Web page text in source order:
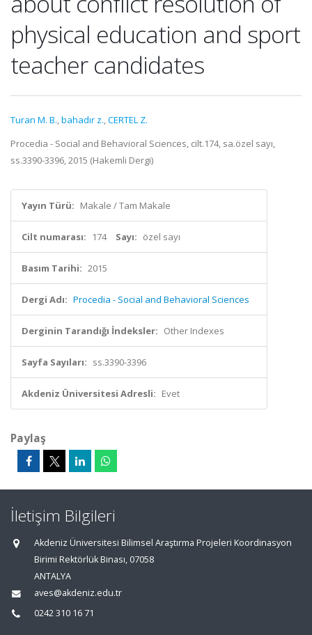
physical education and sport
teacher candidates
Turan M. B.,bahadır z.,CERTEL Z.
Procedia - Social and Behavioral Sciences, cilt.174, sa.özel sayı,
ss.3390-3396, 2015 (Hakemli Dergi)
Yayın Türü: Makale / Tam Makale
Cilt numarası: 174 Sayı: özel sayı
Basım Tarihi: 2015
Dergi Adı: Procedia - Social and Behavioral Sciences
Derginin Tarandığı İndeksler: Other Indexes
Sayfa Sayıları: ss.3390-3396
Akdeniz Üniversitesi Adresli: Evet
Paylaş
İletişim Bilgileri
Akdeniz Üniversitesi Bilimsel Araştırma Projeleri Koordinasyon
Birimi Rektörlük Binası, 07058
ANTALYA
aves@akdeniz.edu.tr
0242 310 16 71